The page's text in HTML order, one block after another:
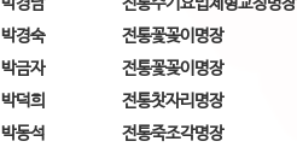
박경숙
전통꽃꽂이명장
박금자 전통꽃꽂이명장
박덕희
전통찻자리명장
박동석 전통죽조각명장